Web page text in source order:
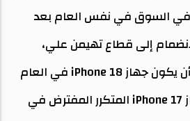
في السوق في نفس العام بعد
إلى قطاع تهيمن علي،
وتذهب التوقعات إلى أن يكون جهاز iPhone 18 في العام
المقبل مختلفًا عن جهاز iPhone 17 المتكرر المفترض في